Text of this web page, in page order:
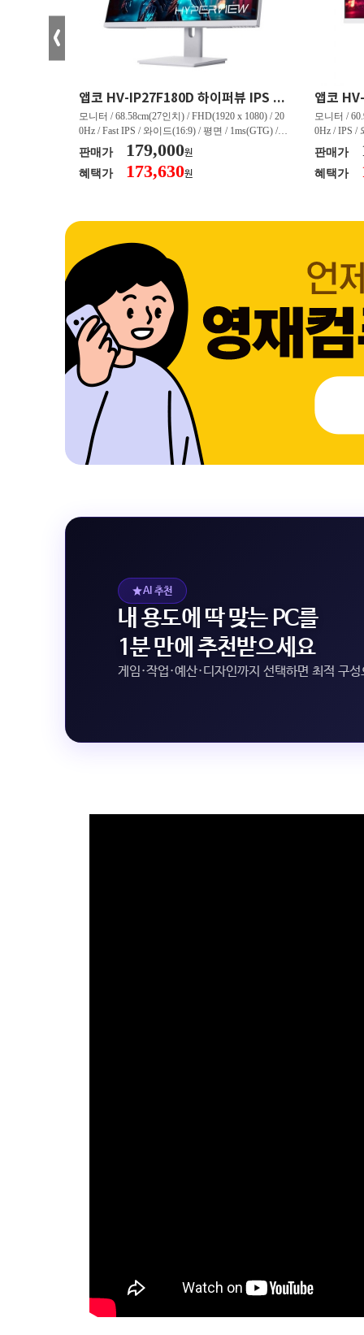
앱코 HV-IP27F180D 하이퍼뷰 IPS FHD 200 HDR 무결점
모니터 / 68.58cm(27인치) / FHD(1920 x 1080) / 20
0Hz / Fast IPS / 와이드(16:9) / 평면 / 1ms(GTG) / 3
50nit / 1,000:1 / 헤드폰 아웃 / LED 조명 / 틸트(상
하) / 6kg / [색상영역] / sRGB:128% / Adobe RGB:8
5% / DCI-P3:91% / NTSC:90% / [게임특화] / 조준
판매가 179,000원
혜택가 173,630원
모니터 /
0Hz / IPS /
50nit /
하) / 4.9kg
80% / DCI-
판매가
혜택가
AI 추천
내 용도에 딱 맞는 PC를
1분 만에 추천받으세요
게임·작업·예산·디자인까지 선택하면 최적 구